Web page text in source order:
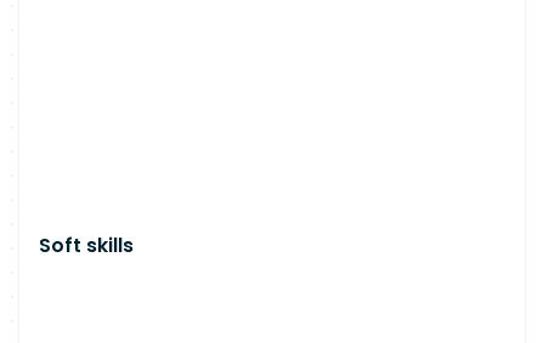
Soft skills